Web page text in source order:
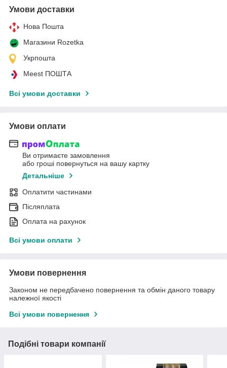
Умови доставки
Нова Пошта
Магазини Rozetka
Укрпошта
Meest ПОШТА
Всі умови доставки
Умови оплати
Ви отримаєте замовлення
або гроші повернуться на вашу картку
Детальніше
Оплатити частинами
Післяплата
Оплата на рахунок
Всі умови оплати
Умови повернення
Законом не передбачено повернення та обмін даного товару
належної якості
Всі умови повернення
Подібні товари компанії